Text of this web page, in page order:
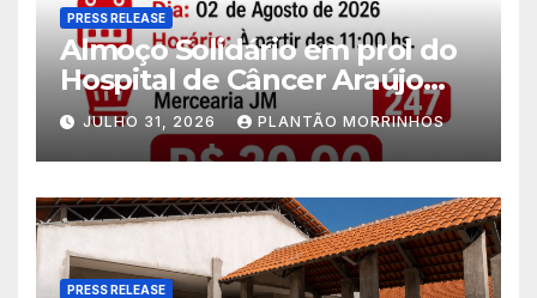
PRESS RELEASE
Almoço Solidário em prol do
Hospital de Câncer Araújo
Jorge é realizado no Jardim
América
JULHO 31, 2026 PLANTÃO MORRINHOS
PRESS RELEASE